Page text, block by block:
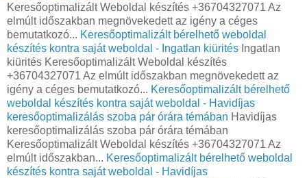
Keresőoptimalizált Weboldal készítés +36704327071 Az
elmúlt időszakban megnövekedett az igény a céges
bemutatkozó... Keresőoptimalizált bérelhető weboldal
készítés kontra saját weboldal - Ingatlan kiürités Ingatlan
kiürités Keresőoptimalizált Weboldal készítés
+36704327071 Az elmúlt időszakban megnövekedett az
igény a céges bemutatkozó... Keresőoptimalizált bérelhető
weboldal készítés kontra saját weboldal - Havidíjas
keresőoptimalizálás szoba pár órára témában Havidíjas
keresőoptimalizálás szoba pár órára témában
Keresőoptimalizált Weboldal készítés +36704327071 Az
elmúlt időszakban... Keresőoptimalizált bérelhető weboldal
készítés kontra saját weboldal - Havidíjas